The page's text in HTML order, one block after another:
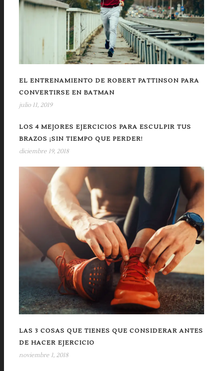
EL ENTRENAMIENTO DE ROBERT PATTINSON PARA
CONVERTIRSE EN BATMAN
julio 11, 2019
LOS 4 MEJORES EJERCICIOS PARA ESCULPIR TUS
BRAZOS ¡SIN TIEMPO QUE PERDER!
diciembre 19, 2018
LAS 3 COSAS QUE TIENES QUE CONSIDERAR ANTES
DE HACER EJERCICIO
noviembre 1, 2018